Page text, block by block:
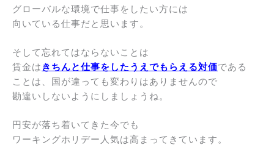
グローバルな環境で仕事をしたい方には
向いている仕事だと思います。
そして忘れてはならないことは
賃金は きちんと仕事をしたうえでもらえる対価である
ことは、国が違っても変わりはありませんので
勘違いしないようにしましょうね。
円安が落ち着いてきた今でも
ワーキングホリデー人気は高まってきています。